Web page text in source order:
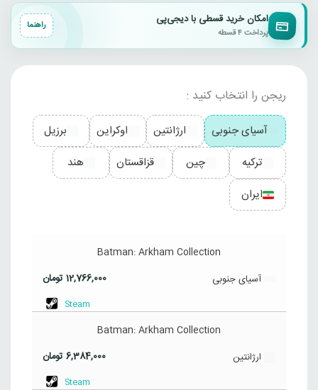
امکان خرید قسطی با دیجی‌پی
پرداخت ۴ قسطه
راهنما
ریجن را انتخاب کنید :
آسیای جنوبی ارژانتین اوکراین
برزیل
ترکیه
چین قزاقستان
هند
ایران
آسیای جنوبی
Batman: Arkham Collection
12,766,000تومان
Steam
ارژانتین
Batman: Arkham Collection
6,384,000تومان
Steam